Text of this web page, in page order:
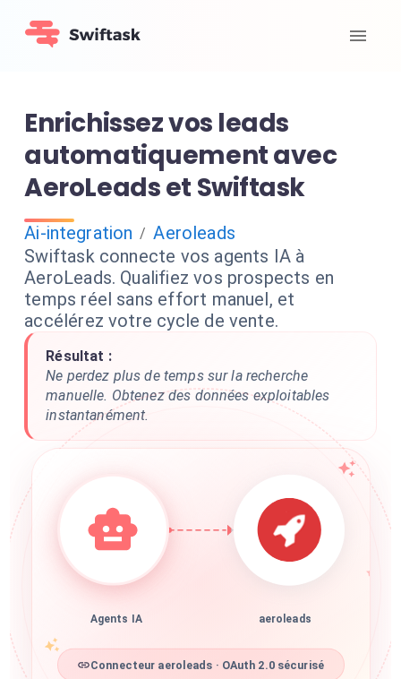
Enrichissez vos leads
automatiquement avec
AeroLeads et Swiftask
Ai-integration / Aeroleads
Swiftask connecte vos agents IA à
AeroLeads. Qualifiez vos prospects en
temps réel sans effort manuel, et
accélérez votre cycle de vente.
Résultat :
Ne perdez plus de temps sur la recherche
manuelle. Obtenez des données exploitables
instantanément.
Agents IA aeroleads
Connecteur aeroleads · OAuth 2.0 sécurisé